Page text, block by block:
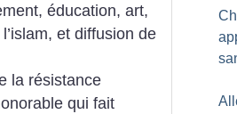
éducation, art,
et diffusion de
la résistance
qui fait